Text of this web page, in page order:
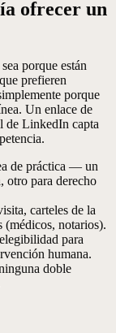
ofrecer un
porque están
prefieren
porque
Un enlace de
de LinkedIn capta
de práctica — un
otro para derecho
carteles de la
(médicos, notarios).
para
humana.
doble